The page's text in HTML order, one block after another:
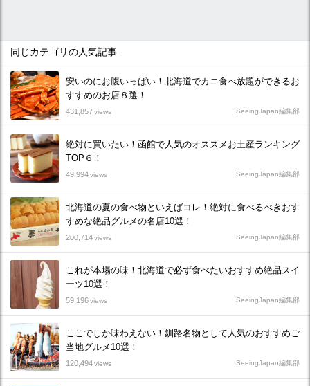
同じカテゴリの人気記事
安いのにお腹いっぱい！北海道でカニ食べ放題ができるお
すすめのお店８選！
431,857views SeeingJapan編集部
絶対に買いたい！函館で人気のオススメお土産ランキング
TOP６！
49,994views SeeingJapan編集部
北海道の夏の食べ物といえばコレ！絶対に食べるべきおす
すめな絶品グルメの名店10選！
200,714views SeeingJapan編集部
これが本場の味！北海道で必ず食べたいおすすめ絶品スイ
ーツ10選！
59,196views SeeingJapan編集部
ここでしか味わえない！釧路名物として人気のおすすめご
当地グルメ10選！
120,494views SeeingJapan編集部